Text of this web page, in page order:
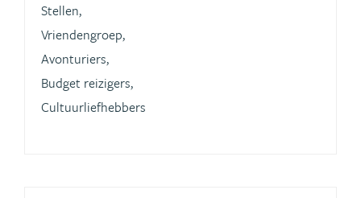
Stellen,
Vriendengroep,
Avonturiers,
Budget reizigers,
Cultuurliefhebbers